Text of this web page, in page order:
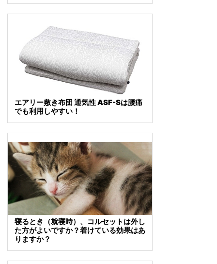
エアリー敷き布団 通気性 ASF-Sは腰痛
でも利用しやすい！
寝るとき（就寝時）、コルセットは外し
た方がよいですか？着けている効果はあ
りますか？